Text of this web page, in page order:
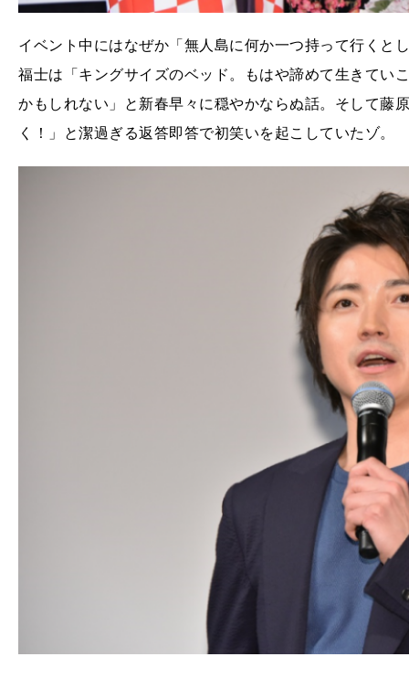
イベント中にはなぜか「無人島に何か一つ持って行くと
福士は「キングサイズのベッド。もはや諦めて生きてい
かもしれない」と新春早々に穏やかならぬ話。そして藤
く！」と潔過ぎる返答即答で初笑いを起こしていたゾ。